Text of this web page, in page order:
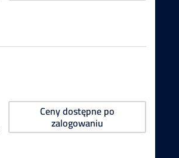
Ceny dostępne po
zalogowaniu